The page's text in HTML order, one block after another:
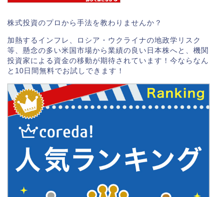
株式投資のプロから手法を教わりませんか？
加熱するインフレ、ロシア・ウクライナの地政学リスク
等、懸念の多い米国市場から業績の良い日本株へと、機関
投資家による資金の移動が期待されています！今ならなん
と10日間無料でお試しできます！